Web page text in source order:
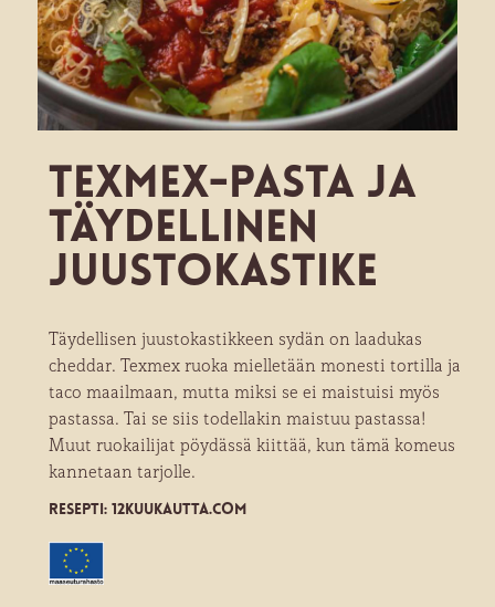
TexMex-Pasta ja
täydellinen
juustokastike
Täydellisen juustokastikkeen sydän on laadukas
cheddar. Texmex ruoka mielletään monesti tortilla ja
taco maailmaan, mutta miksi se ei maistuisi myös
pastassa. Tai se siis todellakin maistuu pastassa!
Muut ruokailijat pöydässä kiittää, kun tämä komeus
kannetaan tarjolle.
RESEPTI: 12KUUKAUTTA.COM